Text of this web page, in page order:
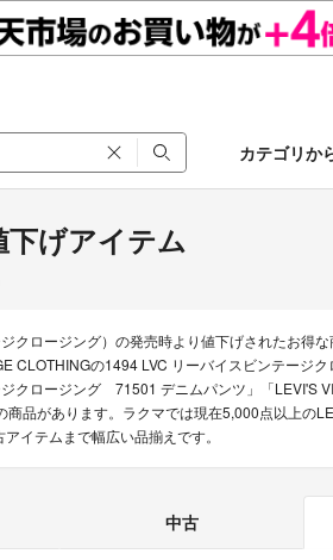
カテゴリか
げアイテム
クロージング）の発売時より値下げされたお得
CLOTHINGの1494 LVC リーバイスビンテージ
クロージング 71501 デニムパンツ」「LEVI'S
品があります。ラクマでは現在5,000点以上の
イテムまで幅広い品揃えです。
中古